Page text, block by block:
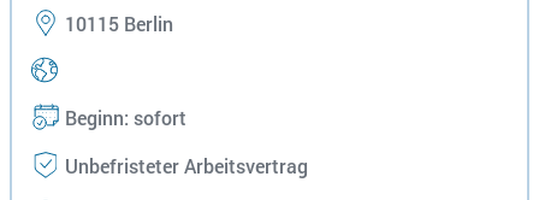
10115 Berlin
Beginn: sofort
Unbefristeter Arbeitsvertrag